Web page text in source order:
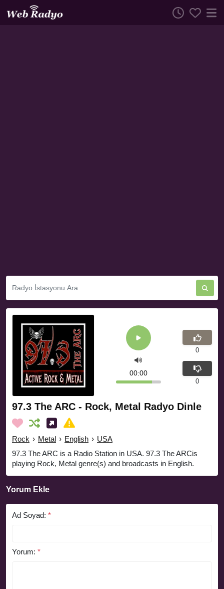
97.3 The ARC - Rock, Metal Radyo Dinle
Rock › Metal › English › USA
97.3 The ARC is a Radio Station in USA. 97.3 The ARCis
playing Rock, Metal genre(s) and broadcasts in English.
00:00
0
0
Yorum Ekle
Ad Soyad: *
Yorum: *